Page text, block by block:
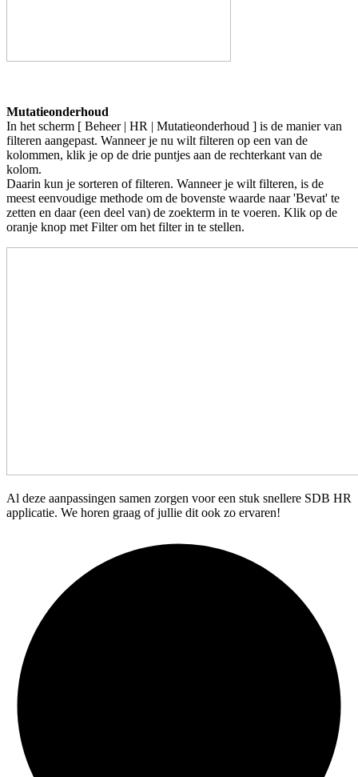
Mutatieonderhoud
In het scherm [ Beheer | HR | Mutatieonderhoud ] is de manier van
filteren aangepast. Wanneer je nu wilt filteren op een van de
kolommen, klik je op de drie puntjes aan de rechterkant van de
kolom.
Daarin kun je sorteren of filteren. Wanneer je wilt filteren, is de
meest eenvoudige methode om de bovenste waarde naar 'Bevat' te
zetten en daar (een deel van) de zoekterm in te voeren. Klik op de
oranje knop met Filter om het filter in te stellen.
Al deze aanpassingen samen zorgen voor een stuk snellere SDB HR
applicatie. We horen graag of jullie dit ook zo ervaren!